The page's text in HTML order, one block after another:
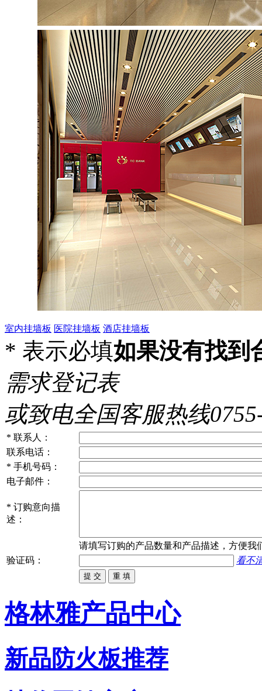
室内挂墙板 医院挂墙板 酒店挂墙板
* 表示必填如果没有找到
需求登记表
或致电全国客服热线
* 联系人：
联系电话：
* 手机号码：
电子邮件：
* 订购意向描
述：
请填写订购的产品数量和产品描述，方便我
验证码：
看不
格林雅产品中心
新品防火板推荐